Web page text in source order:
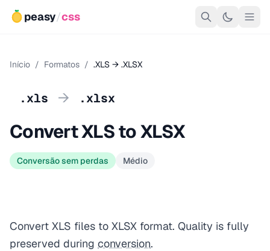
peasy/css
Início / Formatos / .XLS → .XLSX
.xls → .xlsx
Convert XLS to XLSX
Conversão sem perdas Médio
Convert XLS files to XLSX format. Quality is fully
preserved during conversion.